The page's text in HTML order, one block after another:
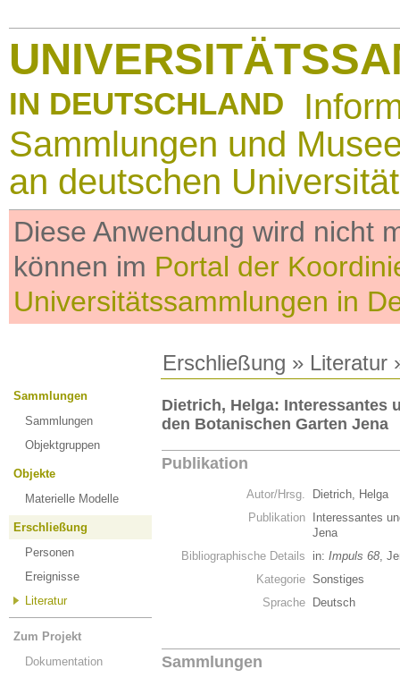
IN DEUTSCHLAND
Sammlungen und
an deutschen
Diese Anwendung wird nicht
können im Portal der
Universitätssammlungen in
Erschließung » Literatur
Sammlungen
Sammlungen
Objektgruppen
Objekte
Materielle Modelle
Erschließung
Personen
Ereignisse
Literatur
Zum Projekt
Dokumentation
Dietrich, Helga: Interessantes
den Botanischen Garten Jena
Publikation
Autor/Hrsg.
Dietrich, Helga
Publikation
Interessantes
Jena
Bibliographische Details
in: Impuls 68,
Kategorie Sonstiges
Sprache
Deutsch
Sammlungen